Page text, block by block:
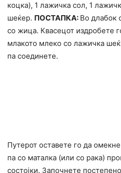
коцка), 1 лажичка сол, 1
шеќер. ПОСТАПКА: Во длабок
со жица. Квасецот издробете
млакото млеко со лажичка
па соединете.
Путерот оставете го да
па со маталка (или со рака)
состојки. Започнете